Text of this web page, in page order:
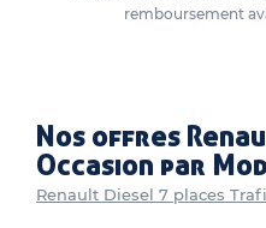
remboursement
Nos offres
Occasion par
Renault Diesel 7 places